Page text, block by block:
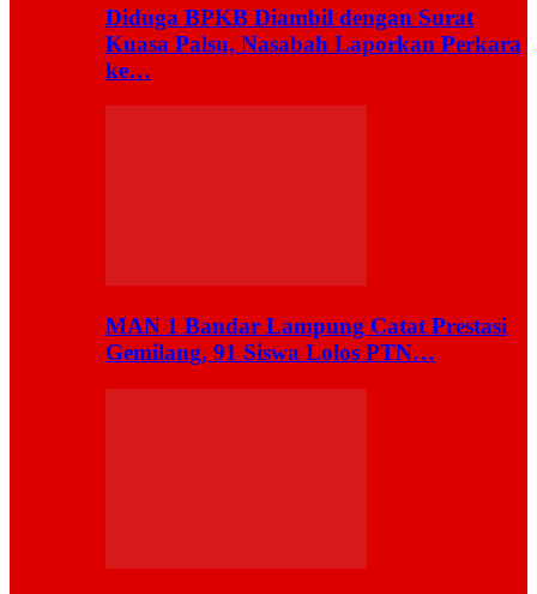
Diduga BPKB Diambil dengan Surat
Kuasa Palsu, Nasabah Laporkan Perkara
ke…
MAN 1 Bandar Lampung Catat Prestasi
Gemilang, 91 Siswa Lolos PTN…